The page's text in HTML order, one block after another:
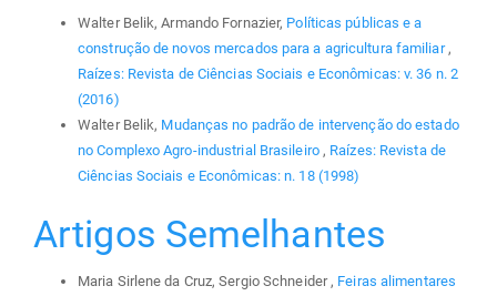
Walter Belik, Armando Fornazier, Políticas públicas e a
construção de novos mercados para a agricultura familiar,
Raízes: Revista de Ciências Sociais e Econômicas: v. 36 n. 2
(2016)
Walter Belik, Mudanças no padrão de intervenção do estado
no Complexo Agro-industrial Brasileiro , Raízes: Revista de
Ciências Sociais e Econômicas: n. 18 (1998)
Artigos Semelhantes
Maria Sirlene da Cruz, Sergio Schneider , Feiras alimentares